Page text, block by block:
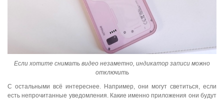
Если хотите снимать видео незаметно, индикатор записи можно
отключить
С остальными всё интереснее. Например, они могут светиться, если
есть непрочитанные уведомления. Какие именно приложения они будут